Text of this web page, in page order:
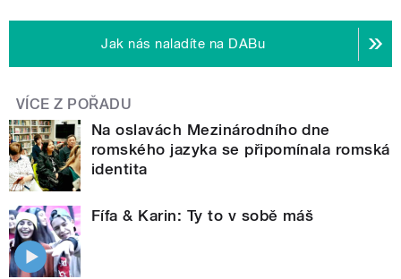
Jak nás naladíte na DABu
VÍCE Z POŘADU
Na oslavách Mezinárodního dne
romského jazyka se připomínala romská
identita
Fífa & Karin: Ty to v sobě máš